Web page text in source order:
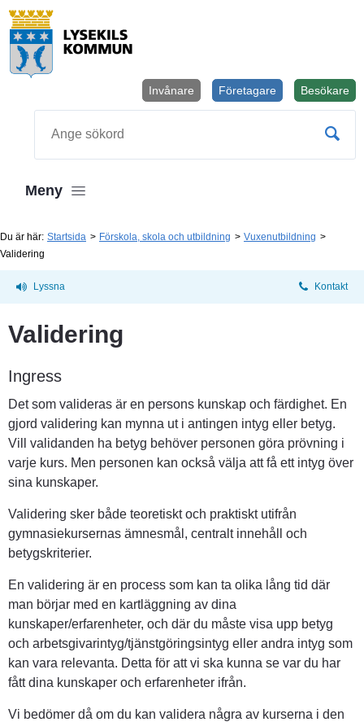
Besökare
Företagare
Invånare
Meny
Du är här: Startsida Förskola, skola och utbildning
Vuxenutbildning
Validering
Lyssna Kontakt
Validering
Ingress
Det som valideras är en persons kunskap och färdighet. En
gjord validering kan mynna ut i antingen intyg eller betyg.
Vill validanden ha betyg behöver personen göra prövning i
varje kurs. Men personen kan också välja att få ett intyg över
sina kunskaper.
Validering sker både teoretiskt och praktiskt utifrån
gymnasiekursernas ämnesmål, centralt innehåll och
betygskriterier.
En validering är en process som kan ta olika lång tid där
man börjar med en kartläggning av dina
kunskaper/erfarenheter, och där du måste visa upp betyg
och arbetsgivarintyg/tjänstgöringsintyg eller andra intyg som
kan vara relevanta. Detta för att vi ska kunna se var du har
fått dina kunskaper och erfarenheter ifrån.
Vi bedömer då om du kan validera några av kurserna i den